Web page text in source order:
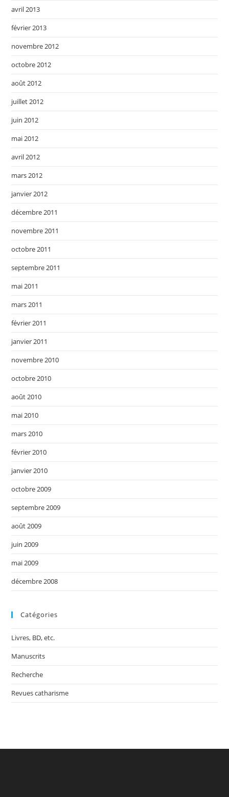
avril 2013
février 2013
novembre 2012
octobre 2012
août 2012
juillet 2012
juin 2012
mai 2012
avril 2012
mars 2012
janvier 2012
décembre 2011
novembre 2011
octobre 2011
septembre 2011
mai 2011
mars 2011
février 2011
janvier 2011
novembre 2010
octobre 2010
août 2010
mai 2010
mars 2010
février 2010
janvier 2010
octobre 2009
septembre 2009
août 2009
juin 2009
mai 2009
décembre 2008
Catégories
Livres, BD, etc.
Manuscrits
Recherche
Revues catharisme